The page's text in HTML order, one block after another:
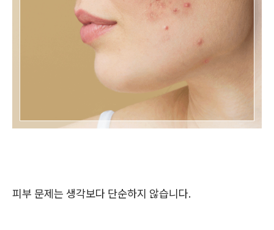
피부 문제는 생각보다 단순하지 않습니다.